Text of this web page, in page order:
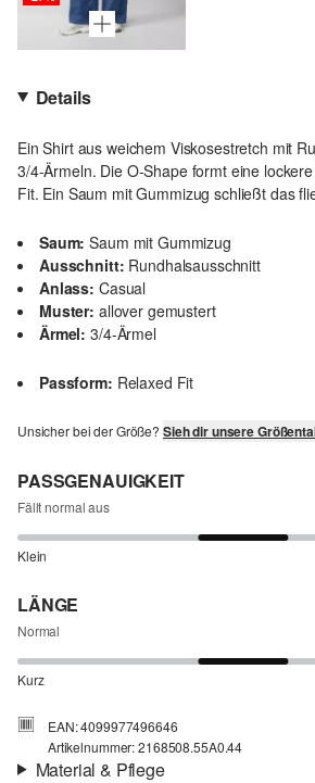
Details
Ein Shirt aus weichem Viskosestretch mit
3/4-Ärmeln. Die O-Shape formt eine
Fit. Ein Saum mit Gummizug schließt das
Saum: Saum mit Gummizug
Ausschnitt: Rundhalsausschnitt
Anlass: Casual
Muster: allover gemustert
Ärmel: 3/4-Ärmel
Passform: Relaxed Fit
Unsicher bei der Größe? Sieh dir unsere
PASSGENAUIGKEIT
Fällt normal aus
Klein
LÄNGE
Normal
Kurz
EAN: 4099977496646
Artikelnummer: 2168508.55A0.44
Material & Pflege